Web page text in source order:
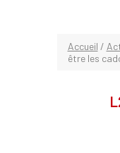
Accueil /
être les